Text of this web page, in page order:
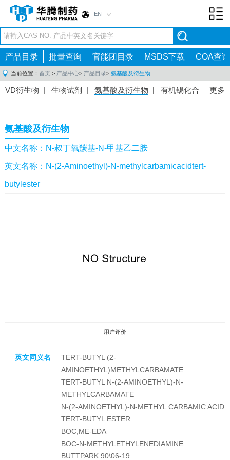
EN
产品目录 批量查询 官能团目录 MSDS下载 COA查询
当前位置： 首页 > 产品中心> 产品目录> 氨基酸及衍生物
更多
VD衍生物 | 生物试剂 | 氨基酸及衍生物 | 有机锡化合
间体|抗高血压药物中间体
感染药物中间体|
体 |抗精神病药物中间体| 抗炎药物中间体
药中间体|其他原料药中间体|
氨基酸及衍生物
中文名称：N-叔丁氧羰基-N-甲基乙二胺
英文名称：N-(2-Aminoethyl)-N-methylcarbamicacidtert-
butylester
用户评价
收藏产品
英文同义名
TERT-BUTYL (2-
AMINOETHYL)METHYLCARBAMATE
TERT-BUTYL N-(2-AMINOETHYL)-N-
METHYLCARBAMATE
N-(2-AMINOETHYL)-N-METHYL CARBAMIC ACID
TERT-BUTYL ESTER
BOC,ME-EDA
BOC-N-METHYLETHYLENEDIAMINE
BUTTPARK 90\06-19